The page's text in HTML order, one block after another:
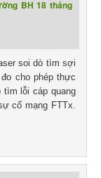
BH 18 tháng
soi dò tìm sợi
cho phép thực
tìm lỗi cáp quang
cố mạng FTTx.